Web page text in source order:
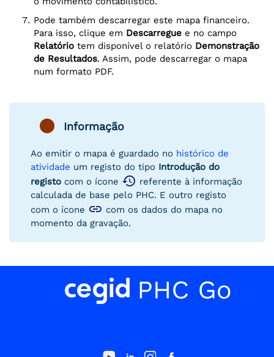
Pode também descarregar este mapa financeiro.
Para isso, clique em Descarregue e no campo
Relatório tem disponível o relatório Demonstração
de Resultados. Assim, pode descarregar o mapa
num formato PDF.
Informação
Ao emitir o mapa é guardado no histórico de
atividade um registo do tipo Introdução do
registo com o ícone restore referente à informação
calculada de base pelo PHC. E outro registo
com o ícone link com os dados do mapa no
momento da gravação.